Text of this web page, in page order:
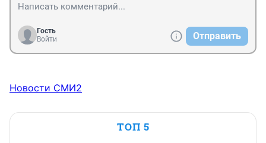
Гость
Войти
Отправить
Новости СМИ2
ТОП 5